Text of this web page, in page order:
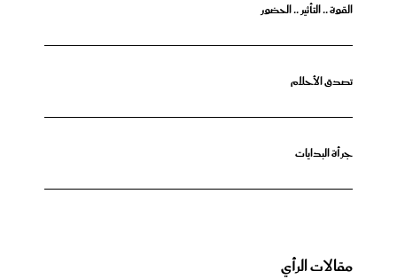
القوة .. التأثير .. الحضور
تصدق الأحلام
جرأة البدايات
مقالات الرأي